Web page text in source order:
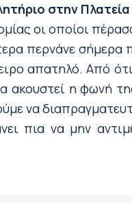
στην
οι οποίοι
περνάνε σήμερα
απατηλό. Από
ακουστεί η φωνή
να
πια να μην